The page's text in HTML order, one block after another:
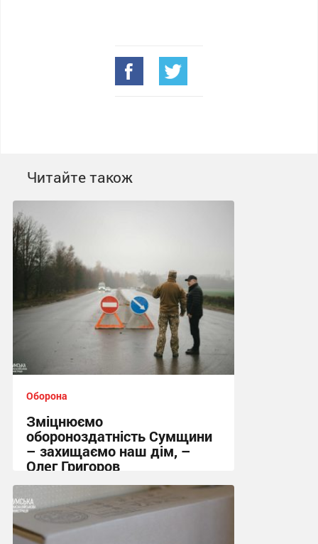
Читайте також
Оборона
Зміцнюємо
обороноздатність Сумщини
– захищаємо наш дім, –
Олег Григоров
18:57, 11.11.2025